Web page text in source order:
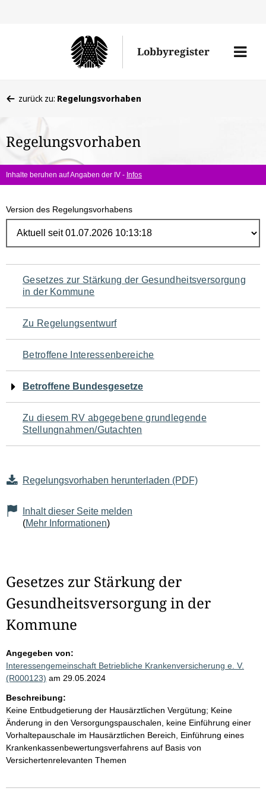
Lobbyregister
Menü
befinden
hier:
zurück zu: Regelungsvorhaben
Regelungsvorhaben
Inhalte beruhen auf Angaben der IV - Infos
Version des Regelungsvorhabens
Navigation
für
den
Seiteninhalt
Gesetzes zur Stärkung der Gesundheitsversorgung
in der Kommune
Zu Regelungsentwurf
Betroffene Interessenbereiche
Betroffene Bundesgesetze
Zu diesem RV abgegebene grundlegende
Stellungnahmen/Gutachten
Regelungsvorhaben herunterladen (PDF)
Inhalt dieser Seite melden
(Mehr Informationen)
Gesetzes zur Stärkung der
Gesundheitsversorgung in der
Kommune
Angegeben von:
Interessengemeinschaft Betriebliche Krankenversicherung e. V.
(R000123) am 29.05.2024
Beschreibung:
Keine Entbudgetierung der Hausärztlichen Vergütung; Keine
Änderung in den Versorgungspauschalen, keine Einführung einer
Vorhaltepauschale im Hausärztlichen Bereich, Einführung eines
Krankenkassenbewertungsverfahrens auf Basis von
Versichertenrelevanten Themen